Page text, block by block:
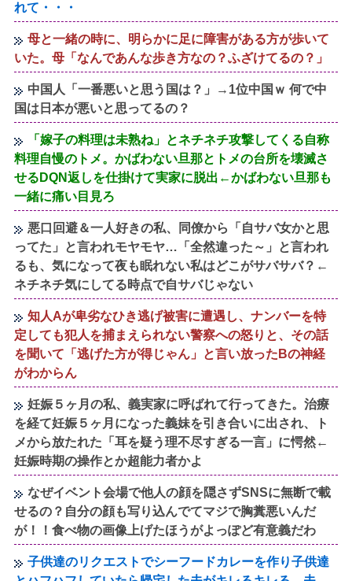
れて・・・
母と一緒の時に、明らかに足に障害がある方が歩いて
いた。母「なんであんな歩き方なの？ふざけてるの？」
中国人「一番悪いと思う国は？」→1位中国ｗ 何で中
国は日本が悪いと思ってるの？
「嫁子の料理は未熟ね」とネチネチ攻撃してくる自称
料理自慢のトメ。かばわない旦那とトメの台所を壊滅さ
せるDQN返しを仕掛けて実家に脱出←かばわない旦那も
一緒に痛い目見ろ
悪口回避＆一人好きの私、同僚から「自サバ女かと思
ってた」と言われモヤモヤ…「全然違った～」と言われ
るも、気になって夜も眠れない私はどこがサバサバ？←
ネチネチ気にしてる時点で自サバじゃない
知人Aが卑劣なひき逃げ被害に遭遇し、ナンバーを特
定しても犯人を捕まえられない警察への怒りと、その話
を聞いて「逃げた方が得じゃん」と言い放ったBの神経
がわからん
妊娠５ヶ月の私、義実家に呼ばれて行ってきた。治療
を経て妊娠５ヶ月になった義妹を引き合いに出され、ト
メから放たれた「耳を疑う理不尽すぎる一言」に愕然←
妊娠時期の操作とか超能力者かよ
なぜイベント会場で他人の顔を隠さずSNSに無断で載
せるの？自分の顔も写り込んでてマジで胸糞悪いんだ
が！！食べ物の画像上げたほうがよっぽど有意義だわ
子供達のリクエストでシーフードカレーを作り子供達